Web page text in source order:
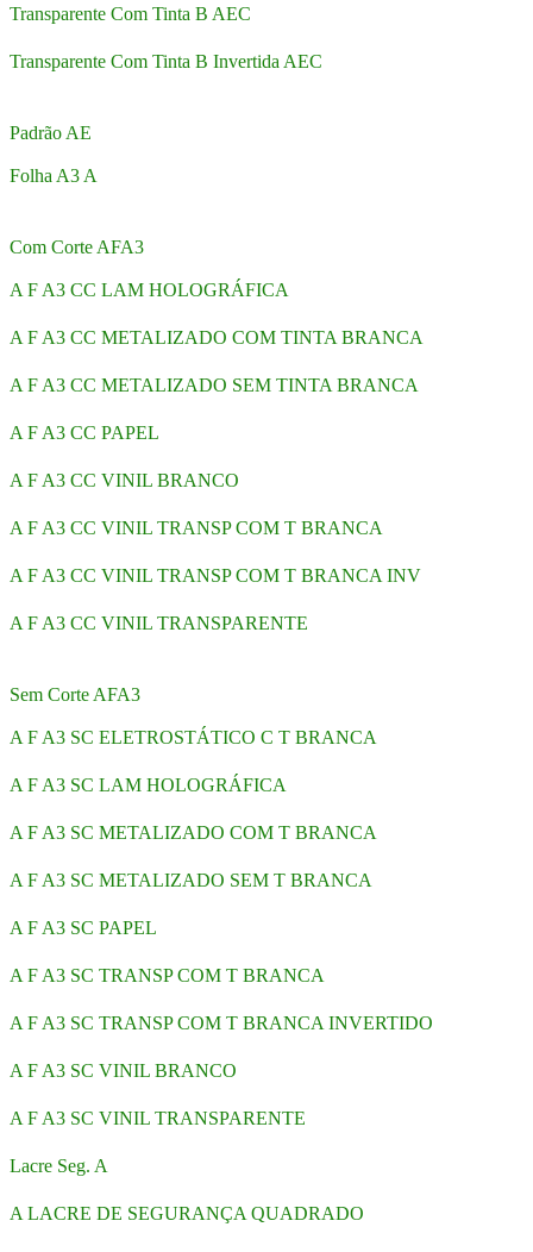
Transparente Com Tinta B AEC
Transparente Com Tinta B Invertida AEC
Padrão AE
Folha A3 A
Com Corte AFA3
A F A3 CC LAM HOLOGRÁFICA
A F A3 CC METALIZADO COM TINTA BRANCA
A F A3 CC METALIZADO SEM TINTA BRANCA
A F A3 CC PAPEL
A F A3 CC VINIL BRANCO
A F A3 CC VINIL TRANSP COM T BRANCA
A F A3 CC VINIL TRANSP COM T BRANCA INV
A F A3 CC VINIL TRANSPARENTE
Sem Corte AFA3
A F A3 SC ELETROSTÁTICO C T BRANCA
A F A3 SC LAM HOLOGRÁFICA
A F A3 SC METALIZADO COM T BRANCA
A F A3 SC METALIZADO SEM T BRANCA
A F A3 SC PAPEL
A F A3 SC TRANSP COM T BRANCA
A F A3 SC TRANSP COM T BRANCA INVERTIDO
A F A3 SC VINIL BRANCO
A F A3 SC VINIL TRANSPARENTE
Lacre Seg. A
A LACRE DE SEGURANÇA QUADRADO